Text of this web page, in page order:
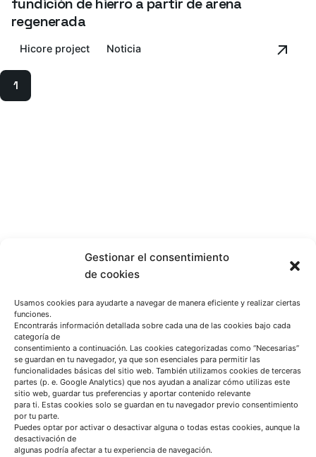
Gestionar el consentimiento
de cookies
Usamos cookies para ayudarte a navegar de manera eficiente y realizar ciertas
funciones.
Encontrarás información detallada sobre cada una de las cookies bajo cada
categoría de
consentimiento a continuación. Las cookies categorizadas como “Necesarias”
se guardan en tu navegador, ya que son esenciales para permitir las
funcionalidades básicas del sitio web. También utilizamos cookies de terceras
partes (p. e. Google Analytics) que nos ayudan a analizar cómo utilizas este
sitio web, guardar tus preferencias y aportar contenido relevante
para ti. Estas cookies solo se guardan en tu navegador previo consentimiento
por tu parte.
Puedes optar por activar o desactivar alguna o todas estas cookies, aunque la
desactivación de
algunas podría afectar a tu experiencia de navegación.
regenerada
Hicore project Noticia
1
HABLEMOS